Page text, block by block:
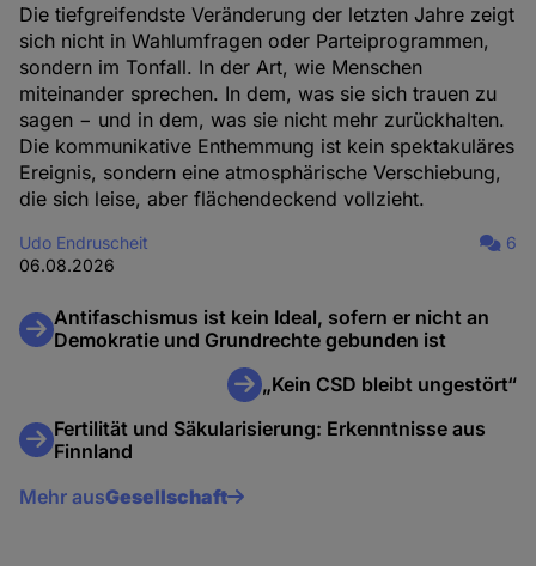
Die tiefgreifendste Veränderung der letzten Jahre zeigt
sich nicht in Wahlumfragen oder Parteiprogrammen,
sondern im Tonfall. In der Art, wie Menschen
miteinander sprechen. In dem, was sie sich trauen zu
sagen − und in dem, was sie nicht mehr zurückhalten.
Die kommunikative Enthemmung ist kein spektakuläres
Ereignis, sondern eine atmosphärische Verschiebung,
die sich leise, aber flächendeckend vollzieht.
Udo Endruscheit
06.08.2026
6
Antifaschismus ist kein Ideal, sofern er nicht an
Demokratie und Grundrechte gebunden ist
„Kein CSD bleibt ungestört“
Fertilität und Säkularisierung: Erkenntnisse aus
Finnland
Mehr ausGesellschaft